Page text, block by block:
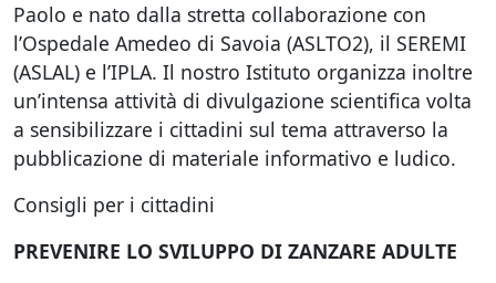
Paolo e nato dalla stretta collaborazione con
l’Ospedale Amedeo di Savoia (ASLTO2), il SEREMI
(ASLAL) e l’IPLA. Il nostro Istituto organizza inoltre
un’intensa attività di divulgazione scientifica volta
a sensibilizzare i cittadini sul tema attraverso la
pubblicazione di materiale informativo e ludico.
Consigli per i cittadini
PREVENIRE LO SVILUPPO DI ZANZARE ADULTE